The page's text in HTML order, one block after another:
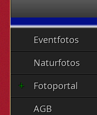
Eventfotos
Naturfotos
Fotoportal
AGB